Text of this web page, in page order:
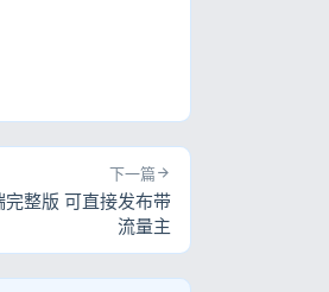
下一篇
整版 可直接发布带
流量主